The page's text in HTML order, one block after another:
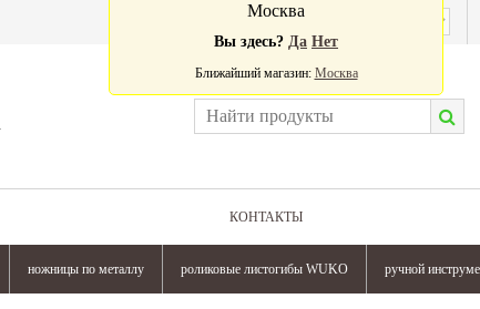
КОНТАКТЫ
ножницы по металлу роликовые листогибы WUKO ручной
Москва
Вы здесь? Да Нет
Ближайший магазин: Москва